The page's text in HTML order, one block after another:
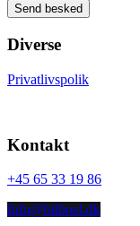
Financial
Førstegangsydelse
Totalpris i løbetiden
DKK 17.546
Restværdi
Send besked
Diverse
Privatlivspolik
Kontakt
+45 65 33 19 86
Info@bilboel.dk